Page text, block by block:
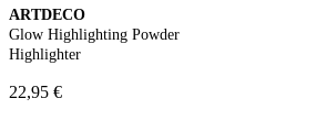
ARTDECO
Glow Highlighting Powder
Highlighter
22,95 €